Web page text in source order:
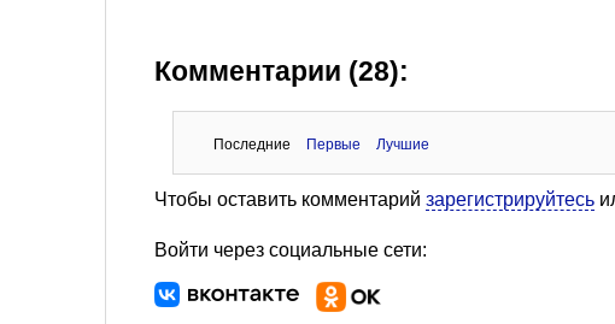
Комментарии (28):
Последние Первые Лучшие
Чтобы оставить комментарий зарегистрируйтесь
Войти через социальные сети: